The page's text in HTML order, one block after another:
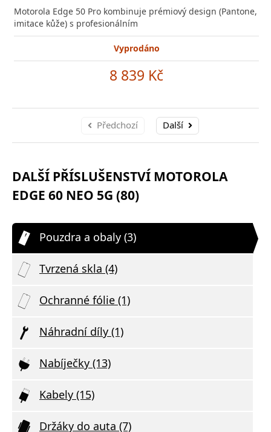
Motorola Edge 50 Pro kombinuje prémiový design (Pantone,
imitace kůže) s profesionálním
Vyprodáno
8 839 Kč
Předchozí Další
DALŠÍ PŘÍSLUŠENSTVÍ MOTOROLA
EDGE 60 NEO 5G (80)
Pouzdra a obaly (3)
Tvrzená skla (4)
Ochranné fólie (1)
Náhradní díly (1)
Nabíječky (13)
Kabely (15)
Držáky do auta (7)